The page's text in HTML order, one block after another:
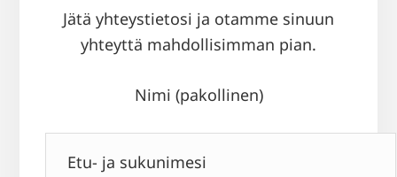
Jätä yhteystietosi ja otamme sinuun
yhteyttä mahdollisimman pian.
Nimi (pakollinen)